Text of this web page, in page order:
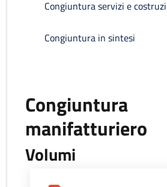
Congiuntura servizi e
Congiuntura in sintesi
Congiuntura
manifatturiero
Volumi